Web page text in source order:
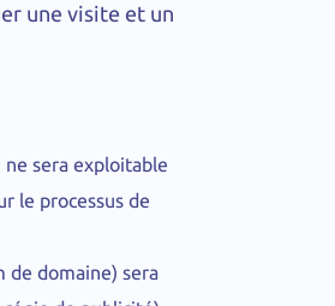
une visite et un
sera exploitable
le processus de
de domaine) sera